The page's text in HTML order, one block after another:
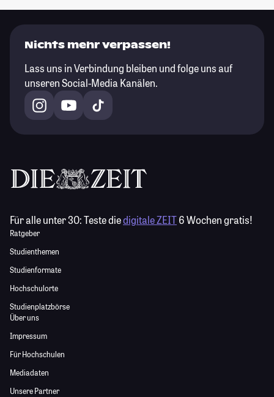
Nichts mehr verpassen!
Lass uns in Verbindung bleiben und folge uns auf
unseren Social-Media Kanälen.
Für alle unter 30:Teste diedigitale ZEIT6 Wochen gratis!
Ratgeber
Studienthemen
Studienformate
Hochschulorte
Studienplatzbörse
Über uns
Impressum
Für Hochschulen
Mediadaten
Unsere Partner